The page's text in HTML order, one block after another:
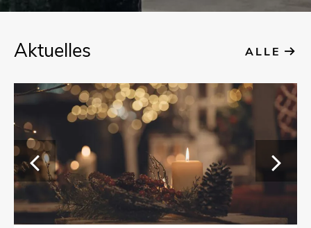
Ak­tu­el­les ALLE